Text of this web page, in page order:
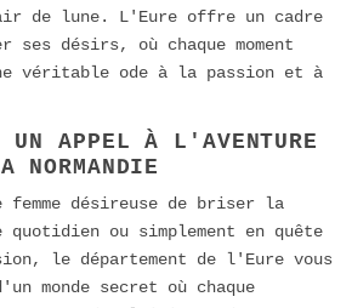
de lune. L'Eure offre un cadre
ses désirs, où chaque moment
véritable ode à la passion et à
UN APPEL À L'AVENTURE
NORMANDIE
femme désireuse de briser la
quotidien ou simplement en quête
le département de l'Eure vous
monde secret où chaque